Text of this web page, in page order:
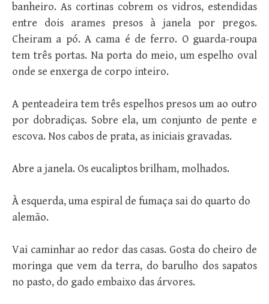
banheiro. As cortinas cobrem os vidros, estendidas
entre dois arames presos à janela por pregos.
Cheiram a pó. A cama é de ferro. O guarda-roupa
tem três portas. Na porta do meio, um espelho oval
onde se enxerga de corpo inteiro.
A penteadeira tem três espelhos presos um ao outro
por dobradiças. Sobre ela, um conjunto de pente e
escova. Nos cabos de prata, as iniciais gravadas.
Abre a janela. Os eucaliptos brilham, molhados.
À esquerda, uma espiral de fumaça sai do quarto do
alemão.
Vai caminhar ao redor das casas. Gosta do cheiro de
moringa que vem da terra, do barulho dos sapatos
no pasto, do gado embaixo das árvores.